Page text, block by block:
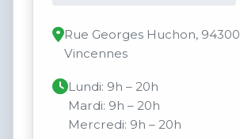
Rue Georges Huchon, 94300
Vincennes
Lundi: 9h – 20h
Mardi: 9h – 20h
Mercredi: 9h – 20h